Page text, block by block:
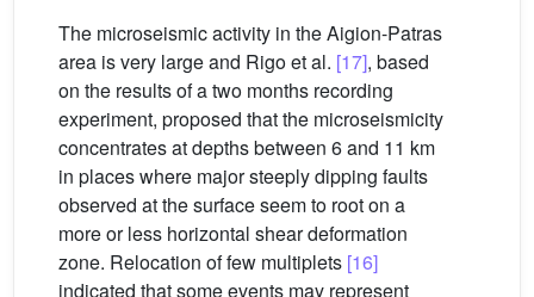
The microseismic activity in the Aigion-Patras
area is very large and Rigo et al. [17], based
on the results of a two months recording
experiment, proposed that the microseismicity
concentrates at depths between 6 and 11 km
in places where major steeply dipping faults
observed at the surface seem to root on a
more or less horizontal shear deformation
zone. Relocation of few multiplets [16]
indicated that some events may represent